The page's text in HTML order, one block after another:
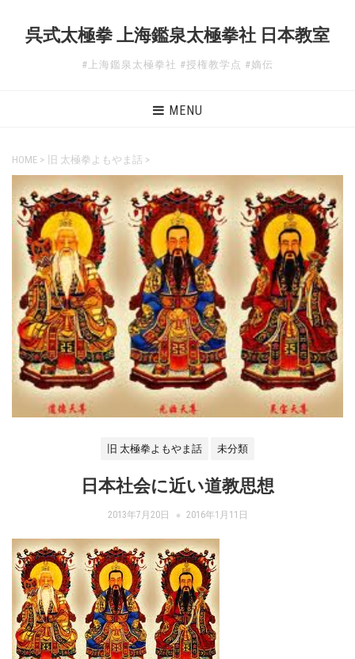
呉式太極拳 上海鑑泉太極拳社 日本教室
#上海鑑泉太極拳社 #授権教学点 #嫡伝
MENU
HOME > 旧 太極拳よもやま話 >
旧 太極拳よもやま話 未分類
日本社会に近い道教思想
2013年7月20日 2016年1月11日